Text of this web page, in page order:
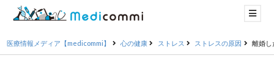
医療情報メディア【medicommi】 心の健康 ストレス ストレスの原因 離婚し